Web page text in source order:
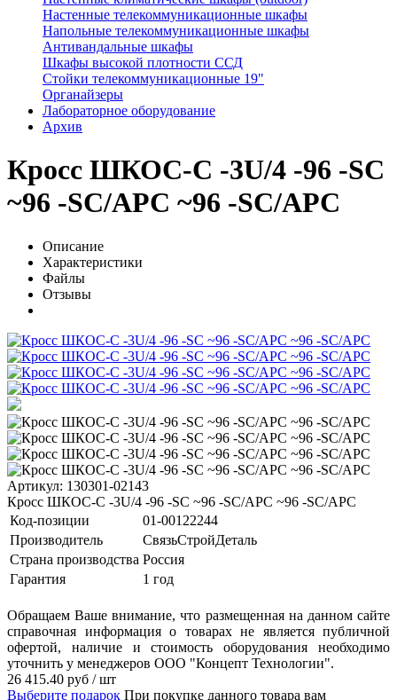
Настенные телекоммуникационные шкафы
Напольные телекоммуникационные шкафы
Антивандальные шкафы
Шкафы высокой плотности ССД
Стойки телекоммуникационные 19"
Органайзеры
Лабораторное оборудование
Архив
Кросс ШКОС-С -3U/4 -96 -SC
~96 -SC/APC ~96 -SC/APC
Описание
Характеристики
Файлы
Отзывы
Артикул: 130301-02143
Кросс ШКОС-С -3U/4 -96 -SC ~96 -SC/APC ~96 -SC/APC
Код-позиции
01-00122244
Производитель
СвязьСтройДеталь
Страна производства Россия
Гарантия
1 год
Обращаем Ваше внимание, что размещенная на данном сайте
справочная информация о товарах не является публичной
офертой, наличие и стоимость оборудования необходимо
уточнить у менеджеров ООО "Концепт Технологии".
26 415.40 руб / шт
Выберите подарок При покупке данного товара вам